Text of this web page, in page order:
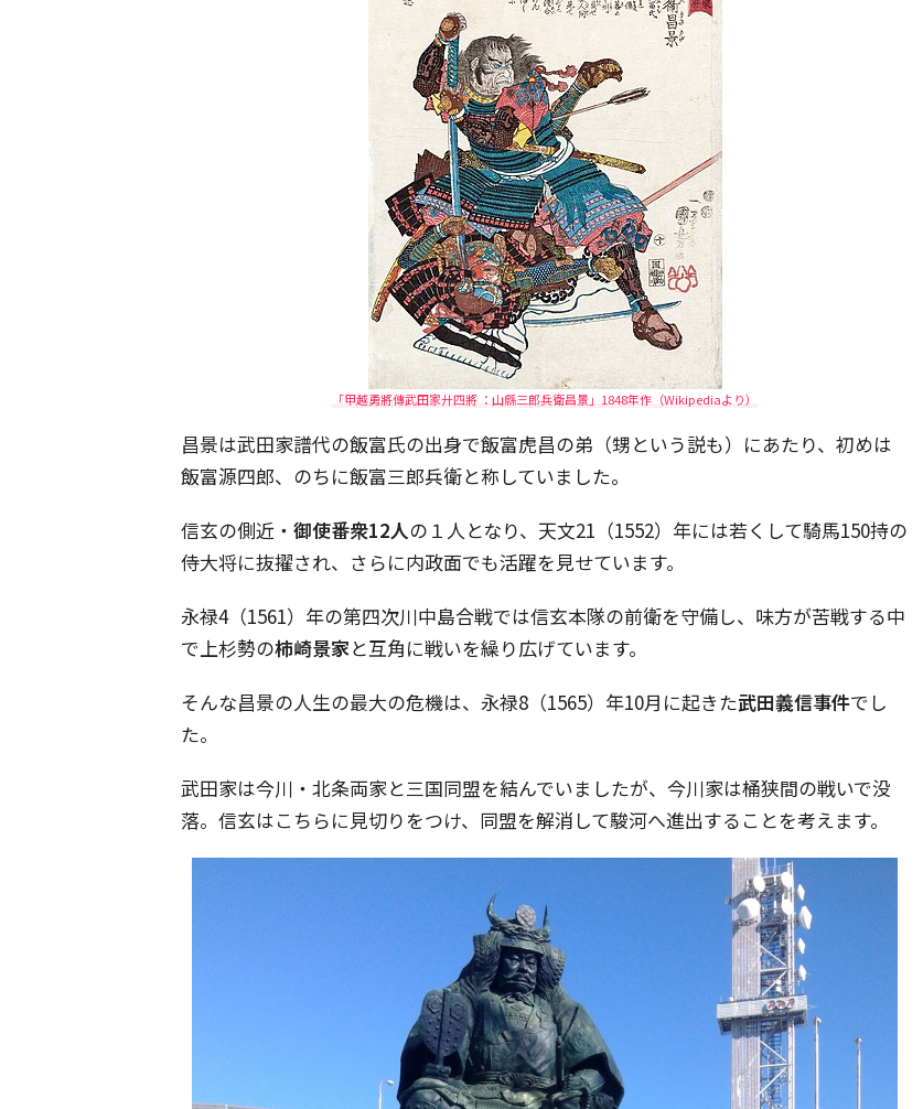
「甲越勇將傳武田家廾四將 ：山縣三郎兵衛昌景」1848年作（Wikipediaより）
昌景は武田家譜代の飯富氏の出身で飯富虎昌の弟（甥という説も）にあたり、初めは
飯富源四郎、のちに飯富三郎兵衛と称していました。
信玄の側近・ 御使番衆12人の１人となり、天文21（1552）年には若くして騎馬150持の
侍大将に抜擢され、さらに内政面でも活躍を見せています。
永禄4（1561）年の第四次川中島合戦では信玄本隊の前衛を守備し、味方が苦戦する中
で上杉勢の柿崎景家と互角に戦いを繰り広げています。
そんな昌景の人生の最大の危機は、永禄8（1565）年10月に起きた武田義信事件でし
た。
武田家は今川・北条両家と三国同盟を結んでいましたが、今川家は桶狭間の戦いで没
落。信玄はこちらに見切りをつけ、同盟を解消して駿河へ進出することを考えます。